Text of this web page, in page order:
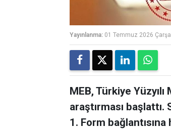
Yayınlanma: 01 Temmuz 2026
MEB, Türkiye
araştırması
1. Form